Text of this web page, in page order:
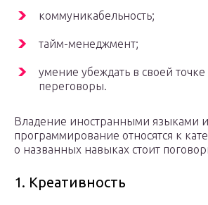
коммуникабельность;
тайм-менеджмент;
умение убеждать в своей
переговоры.
Владение иностранными языками и
программирование относятся к
о названных навыках стоит
1. Креативность